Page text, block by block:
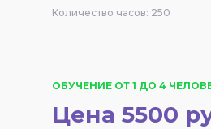
Количество часов: 250
ОБУЧЕНИЕ ОТ 1 ДО 4
Цена 5500